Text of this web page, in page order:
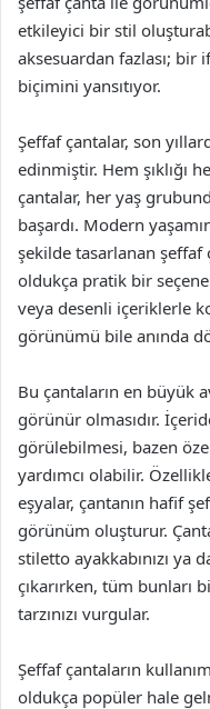
etkileyici bir stil
aksesuardan fazlası; bir
biçimini yansıtıyor.
Şeffaf çantalar, son
edinmiştir. Hem şıklığı
çantalar, her yaş
başardı. Modern
şekilde tasarlanan şeffaf
oldukça pratik bir
veya desenli içeriklerle
görünümü bile anında
Bu çantaların en büyük
görünür olmasıdır.
görülebilmesi, bazen
yardımcı olabilir.
eşyalar, çantanın hafif
görünüm oluşturur.
stiletto ayakkabınızı ya
çıkarırken, tüm bunları
tarzınızı vurgular.
Şeffaf çantaların
oldukça popüler hale